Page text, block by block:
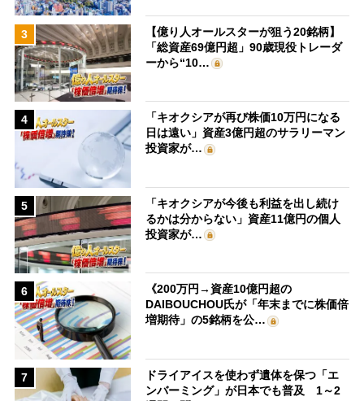
3
【億り人オールスターが狙う20銘柄】
「総資産69億円超」90歳現役トレーダ
ーから“10…
4
「キオクシアが再び株価10万円になる
日は遠い」資産3億円超のサラリーマン
投資家が…
5
「キオクシアが今後も利益を出し続け
るかは分からない」資産11億円の個人
投資家が…
6
《200万円→資産10億円超の
DAIBOUCHOU氏が「年末までに株価倍
増期待」の5銘柄を公…
7
ドライアイスを使わず遺体を保つ「エ
ンバーミング」が日本でも普及 1～2